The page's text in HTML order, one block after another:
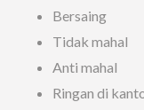
Bersaing
Tidak mahal
Anti mahal
Ringan di